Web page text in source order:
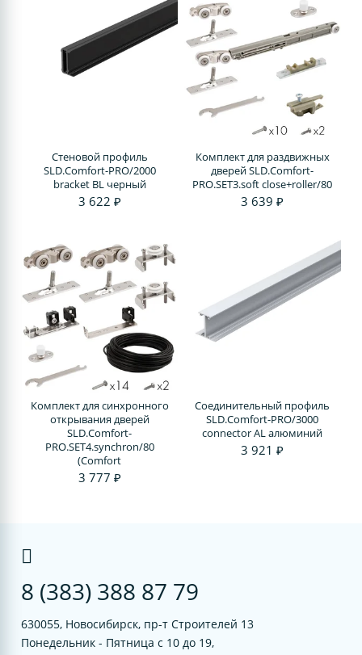
Стеновой профиль
SLD.Comfort-PRO/2000
bracket BL черный
3 622 ₽
Комплект для раздвижных
дверей SLD.Comfort-
PRO.SET3.soft close+roller/80
3 639 ₽
Комплект для синхронного
открывания дверей
SLD.Comfort-
PRO.SET4.synchron/80
(Comfort
3 777 ₽
Соединительный профиль
SLD.Comfort-PRO/3000
connector AL алюминий
3 921 ₽
8 (383) 388 87 79
630055, Новосибирск, пр-т Строителей 13
Понедельник - Пятница с 10 до 19,